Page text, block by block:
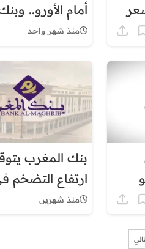
أمام الأورو..
المغرب يكشف
منذ شهر واحد
بنك المغرب
ارتفاع التضخم
2027.. هلمنذ شهرين